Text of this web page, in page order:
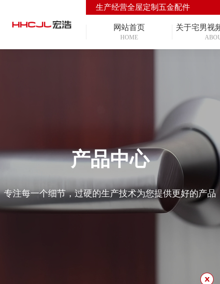
生产经营全屋定制五金配件
网站首页
HOME
关于宅男视
产品中心
专注每一个细节，过硬的生产技术为您提供更好的产品